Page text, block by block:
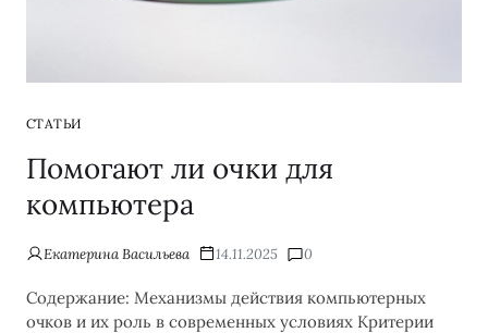
СТАТЬИ
Помогают ли очки для
компьютера
Екатерина Васильева 14.11.2025 0
Содержание: Механизмы действия компьютерных
очков и их роль в современных условиях Критерии